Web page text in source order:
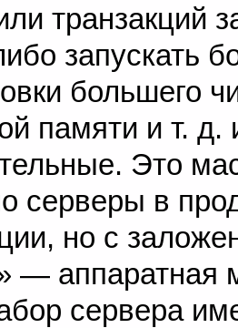
транзакций
запускать
большего
памяти и т.
Это
серверы в
но с
— аппаратная
сервера